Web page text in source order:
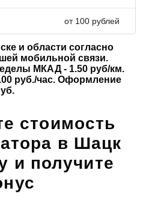
от 100 рублей
и области согласно
мобильной связи.
МКАД - 1.50 руб/км.
руб./час. Оформление
стоимость
в Шацк
и получите